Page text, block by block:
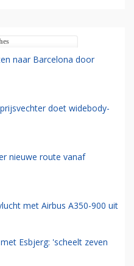
naar Barcelona door
doet widebody-
nieuwe route vanaf
met Airbus A350-900 uit
Esbjerg: 'scheelt zeven